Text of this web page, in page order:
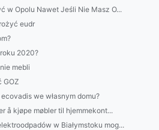
w Opolu Nawet Jeśli Nie Masz O...
eudr
2020?
mebli
GOZ
we własnym domu?
å kjøpe møbler til hjemmekont...
w Białymstoku mog...